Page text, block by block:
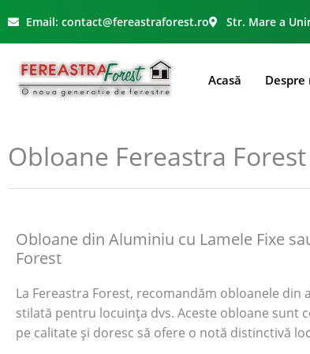
to
content
Email: contact@fereastraforest.ro Str. Mare a
Acasă Despre
Obloane Fereastra Forest
Obloane din Aluminiu cu Lamele Fixe
Forest
La Fereastra Forest, recomandăm obloanele
stilată pentru locuința dvs. Aceste obloane sunt
pe calitate și doresc să ofere o notă distinctivă